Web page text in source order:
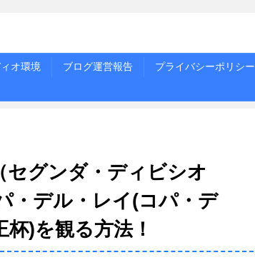
オ環境 ブログ運営報告 プライバシーポリシー
グンダ・ディビシオ
・デル・レイ(コパ・デ
)を観る方法！